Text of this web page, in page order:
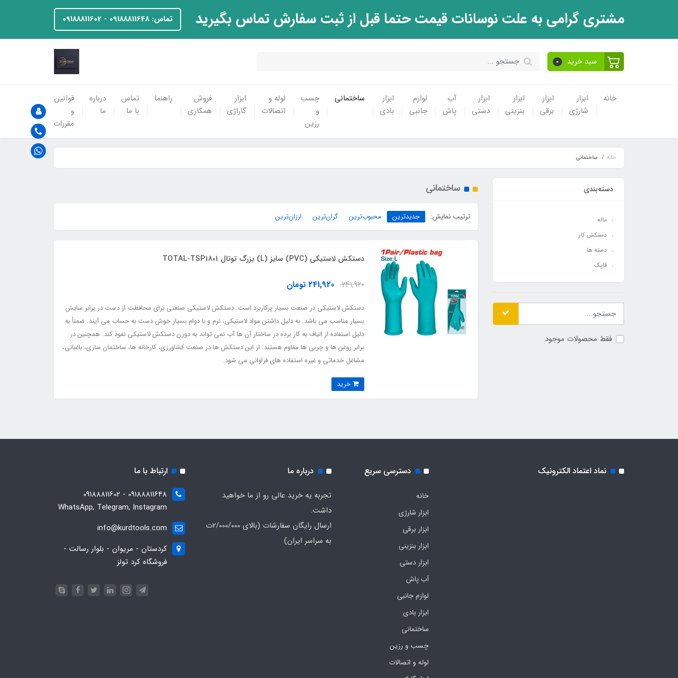
مشتری گرامی به علت نوسانات قیمت حتما قبل از ثبت سفارش تماس بگیرید تماس: 09188811648 - 09188811602
سبد خرید 0
خانه
ابزار
شارژی
ابزار
برقی
ابزار
بنزینی
ابزار
دستی
آب
پاش
لوازم
جانبی
ابزار
بادی
ساختمانی
چسب
و
رزین
لوله و
اتصالات
ابزار
گاراژی
فروش
همکاری
راهنما
تماس
با ما
درباره
ما
قوانین
و
مقررات
خانه ساختمانی
دسته‌بندی
ماله
دستکش کار
دسته ها
قاپک
فقط محصولات موجود
ساختمانی
ترتیب نمایش: جدیدترین محبوب‌ترین گران‌ترین ارزان‌ترین
دستکش لاستیکی (PVC) سایز (L) بزرگ توتال TOTAL-TSP1801
241,920 241,920 تومان
دستکش لاستیکی در صنعت بسیار پرکاربرد است. دستکش لاستیکی صنعتی برای محافظت از دست در برابر سایش
بسیار مناسب می باشد. به دلیل داشتن مواد لاستیکی، نرم و با دوام بسیار خوش دست به حساب می آیند. ضمنأ به
دلیل استفاده از الیاف به کار برده در ساختار آن ها آب نمی تواند به دورن دستکش لاستیکی نفوذ کند. همچنین در
برابر روغن ها و چربی ها مقاوم هستند. از این دستکش ها در صنعت کشاورزی، کارخانه ها، ساختمان سازی، باغبانی،
مشاغل خدماتی و غیره استفاده های فراوانی می شود.
نماد اعتماد الکترونیک دسترسی سریع
خانه
ابزار شارژی
ابزار برقی
ابزار بنزینی
ابزار دستی
آب پاش
لوازم جانبی
ابزار بادی
ساختمانی
چسب و رزین
لوله و اتصالات
درباره ما
تجربه یه خرید عالی رو از ما خواهید
داشت.
ارسال رایگان سفارشات (بالای 2/000/000ت
به سراسر ایران)
ارتباط با ما
09188811648 - 09188811602
WhatsApp, Telegram, Instagram
info@kurdtools.com
کردستان - مریوان - بلوار رسالت -
فروشگاه کرد تولز